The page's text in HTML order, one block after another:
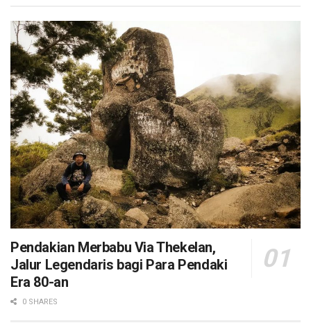
Pendakian Merbabu Via Thekelan,
Jalur Legendaris bagi Para Pendaki
Era 80-an
0 SHARES